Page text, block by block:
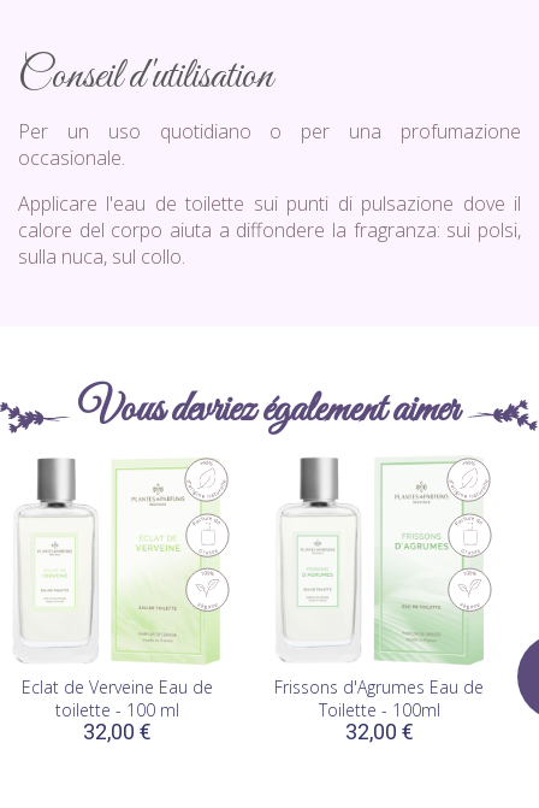
Conseil d'utilisation
Per un uso quotidiano o per una profumazione
occasionale.
Applicare l'eau de toilette sui punti di pulsazione dove il
calore del corpo aiuta a diffondere la fragranza: sui polsi,
sulla nuca, sul collo.
Vous devriez également aimer
Eclat de Verveine Eau de
toilette - 100 ml
32,00 €
Frissons d'Agrumes Eau de
Toilette - 100ml
32,00 €